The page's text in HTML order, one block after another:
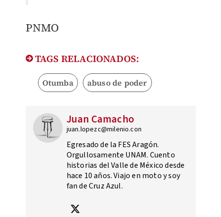
PNMO
TAGS RELACIONADOS:
Otumba abuso de poder
Juan Camacho
juan.lopezc@milenio.con
Egresado de la FES Aragón.
Orgullosamente UNAM. Cuento
historias del Valle de México desde
hace 10 años. Viajo en moto y soy
fan de Cruz Azul.